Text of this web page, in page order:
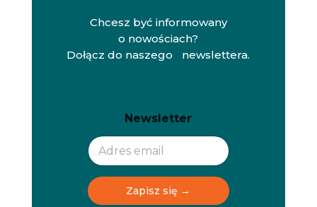
Chcesz być informowany
o nowościach?
Dołącz do naszego newslettera.
e
w
s
e
t
e
w
s
e
t
Newsletter
Zapisz się →